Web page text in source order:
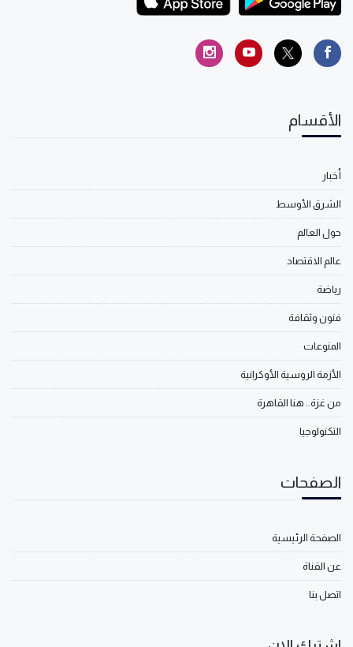
الأقسام
أخبار
الشرق الأوسط
حول العالم
عالم الاقتصاد
رياضة
فنون وثقافة
المنوعات
الأزمة الروسية الأوكرانية
من غزة.. هنا القاهرة
التكنولوجيا
الصفحات
الصفحة الرئيسية
عن القناة
اتصل بنا